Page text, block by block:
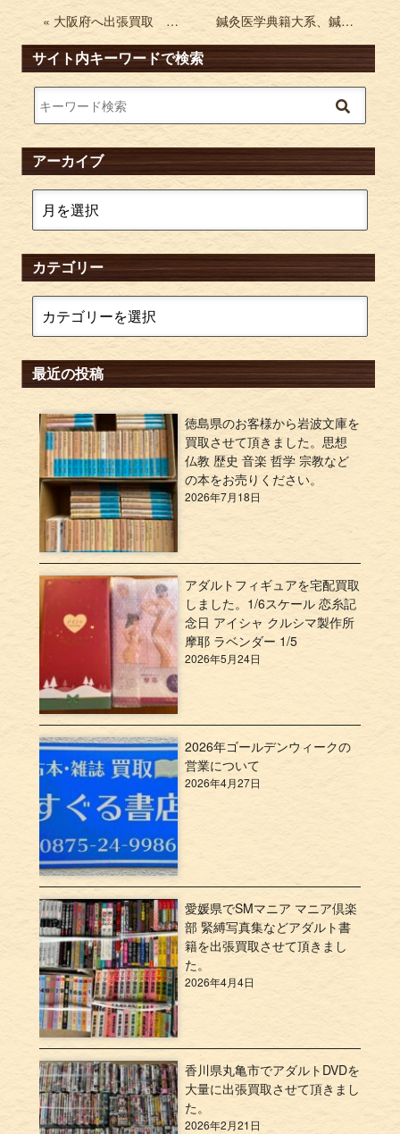
« 大阪府へ出張買取 仮面ライダーフィギュア ミリタリー模型など 鍼灸医学典籍大系、鍼灸医学大系 黄帝内経素問 霊枢、難経古注集成などを買取 »
サイト内キーワードで検索
アーカイブ
カテゴリー
最近の投稿
徳島県のお客様から岩波文庫を
買取させて頂きました。思想
仏教 歴史 音楽 哲学 宗教など
の本をお売りください。
2026年7月18日
アダルトフィギュアを宅配買取
しました。1/6スケール 恋糸記
念日 アイシャ クルシマ製作所
摩耶 ラベンダー 1/5
2026年5月24日
2026年ゴールデンウィークの
営業について
2026年4月27日
愛媛県でSMマニア マニア倶楽
部 緊縛写真集などアダルト書
籍を出張買取させて頂きまし
た。
2026年4月4日
香川県丸亀市でアダルトDVDを
大量に出張買取させて頂きまし
た。
2026年2月21日